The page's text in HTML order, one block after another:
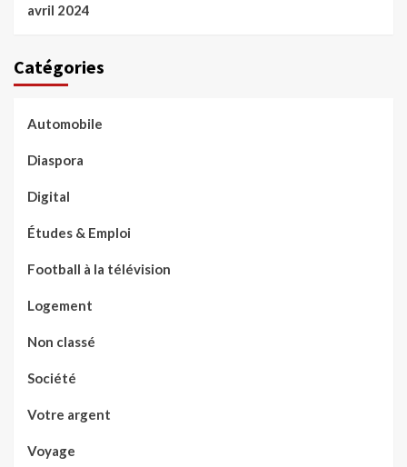
avril 2024
Catégories
Automobile
Diaspora
Digital
Études & Emploi
Football à la télévision
Logement
Non classé
Société
Votre argent
Voyage